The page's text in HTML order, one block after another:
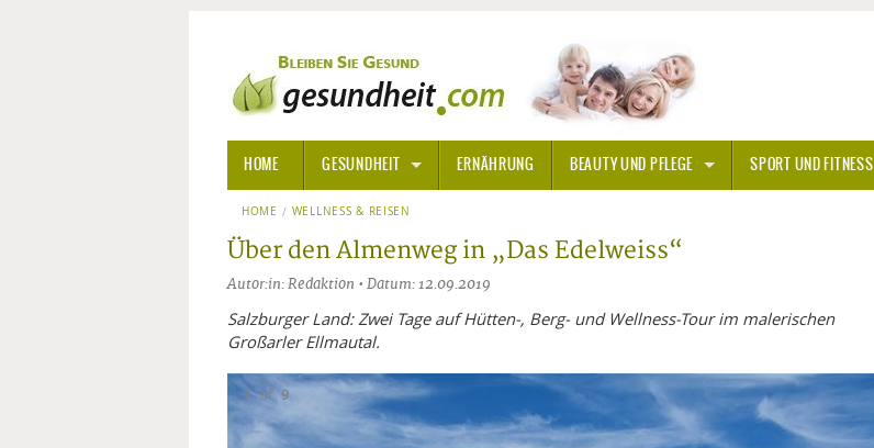
HOME GESUNDHEIT
ALLGEMEINE INFORMATIONEN
ALTERNATIVE HEILWEISENAROMA THERAPIE
BACHBLÜTEN
EDELSTEINE - HEILSTEINE
HOMÖOPATHIE
ALTERNATIVE MEDIZIN
ARZNEI- UND HEILMITTEL
GIFTSTOFFE
ERNÄHRUNG BEAUTY UND PFLEGE SPORT UND FITNESS
HOME WELLNESS & REISEN
Über den Almenweg in „Das Edelweiss“
Autor:in: Redaktion • Datum: 12.09.2019
Salzburger Land: Zwei Tage auf Hütten-, Berg- und Wellness-Tour im malerischen
Großarler Ellmautal.
1 of 9